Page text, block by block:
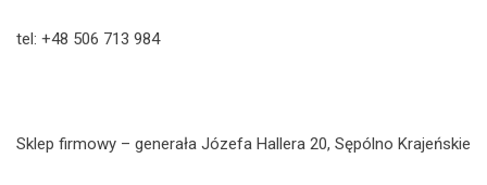
tel: +48 506 713 984
Sklep firmowy – generała Józefa Hallera 20, Sępólno Krajeńskie